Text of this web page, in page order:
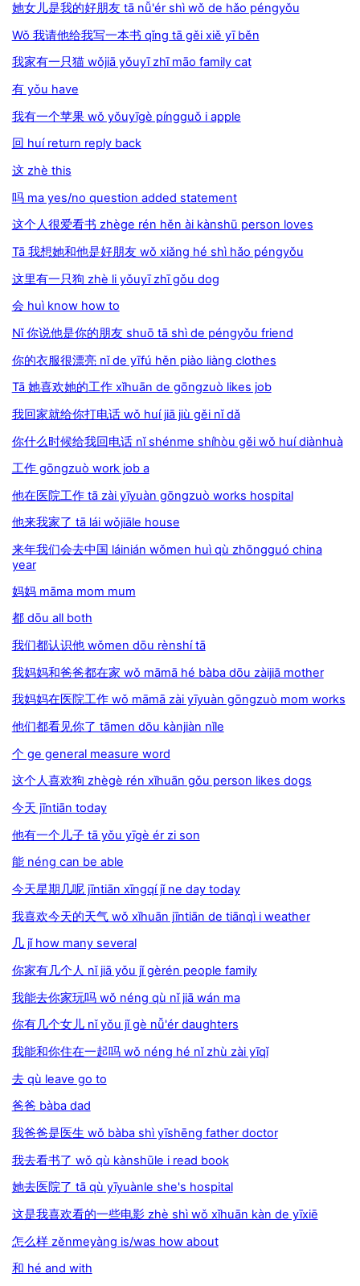
她女儿是我的好朋友 tā nǚ'ér shì wǒ de hǎo péngyǒu
Wǒ 我请他给我写一本书 qǐng tā gěi xiě yī běn
我家有一只猫 wǒjiā yǒuyī zhī māo family cat
有 yǒu have
我有一个苹果 wǒ yǒuyīgè píngguǒ i apple
回 huí return reply back
这 zhè this
吗 ma yes/no question added statement
这个人很爱看书 zhège rén hěn ài kànshū person loves
Tā 我想她和他是好朋友 wǒ xiǎng hé shì hǎo péngyǒu
这里有一只狗 zhè li yǒuyī zhī gǒu dog
会 huì know how to
Nǐ 你说他是你的朋友 shuō tā shì de péngyǒu friend
你的衣服很漂亮 nǐ de yīfú hěn piào liàng clothes
Tā 她喜欢她的工作 xǐhuān de gōngzuò likes job
我回家就给你打电话 wǒ huí jiā jiù gěi nǐ dǎ
你什么时候给我回电话 nǐ shénme shíhòu gěi wǒ huí diànhuà
工作 gōngzuò work job a
他在医院工作 tā zài yīyuàn gōngzuò works hospital
他来我家了 tā lái wǒjiāle house
来年我们会去中国 láinián wǒmen huì qù zhōngguó china
year
妈妈 māma mom mum
都 dōu all both
我们都认识他 wǒmen dōu rènshí tā
我妈妈和爸爸都在家 wǒ māmā hé bàba dōu zàijiā mother
我妈妈在医院工作 wǒ māmā zài yīyuàn gōngzuò mom works
他们都看见你了 tāmen dōu kànjiàn nǐle
个 ge general measure word
这个人喜欢狗 zhègè rén xǐhuān gǒu person likes dogs
今天 jīntiān today
他有一个儿子 tā yǒu yīgè ér zi son
能 néng can be able
今天星期几呢 jīntiān xīngqí jǐ ne day today
我喜欢今天的天气 wǒ xǐhuān jīntiān de tiānqì i weather
几 jǐ how many several
你家有几个人 nǐ jiā yǒu jǐ gèrén people family
我能去你家玩吗 wǒ néng qù nǐ jiā wán ma
你有几个女儿 nǐ yǒu jǐ gè nǚ'ér daughters
我能和你住在一起吗 wǒ néng hé nǐ zhù zài yīqǐ
去 qù leave go to
爸爸 bàba dad
我爸爸是医生 wǒ bàba shì yīshēng father doctor
我去看书了 wǒ qù kànshūle i read book
她去医院了 tā qù yīyuànle she's hospital
这是我喜欢看的一些电影 zhè shì wǒ xǐhuān kàn de yīxiē
怎么样 zěnmeyàng is/was how about
和 hé and with